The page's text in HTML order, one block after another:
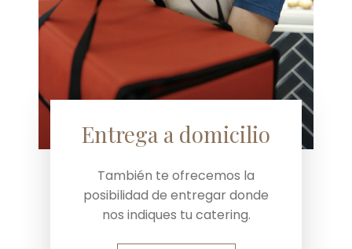
Entrega a domicilio
También te ofrecemos la
posibilidad de entregar donde
nos indiques tu catering.